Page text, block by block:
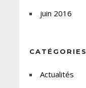
juin 2016
CATÉGORIES
Actualités